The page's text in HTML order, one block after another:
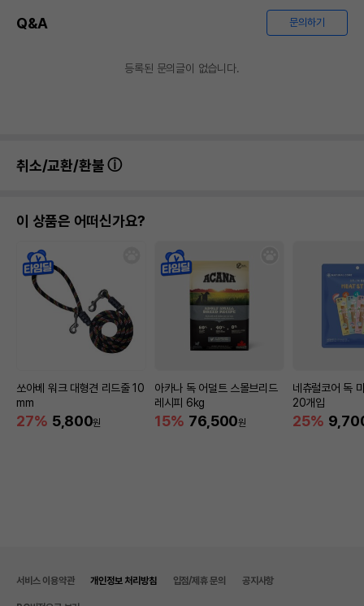
Q&A 문의하기
등록된 문의글이 없습니다.
취소/교환/환불
이 상품은 어떠신가요?
쏘아베 워크 대형견 리드줄 10
mm
27% 5,800원
아카나 독 어덜트 스몰브리드
레시피 6kg
15% 76,500원
네츄럴코어 독
20개입
25%
서비스 이용약관 개인정보 처리방침 입점/제휴 문의 공지사항